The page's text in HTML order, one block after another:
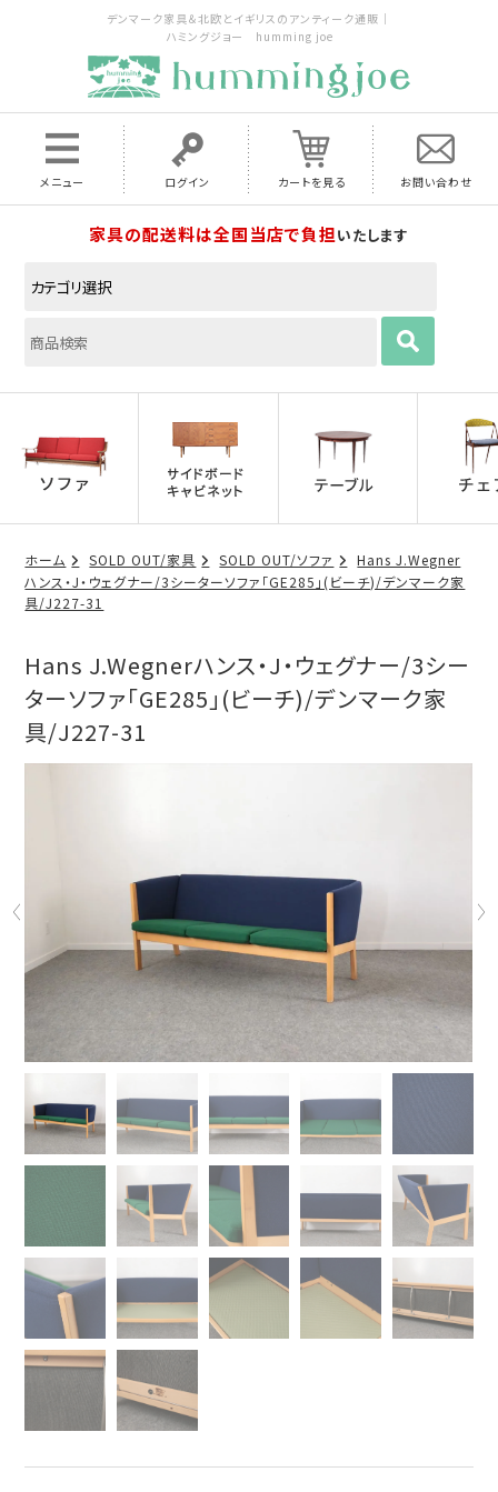
デンマーク家具＆北欧とイギリスのアンティーク通販｜
ハミングジョー humming joe
メニュー ログイン カートを見る お問い合わせ
家具の配送料は全国当店で負担いたします
ホーム SOLD OUT/家具 SOLD OUT/ソファ
Hans J.Wegner
ハンス・J・ウェグナー/3シーターソファ「GE285」(ビーチ)/デンマーク家
具/J227-31
Hans J.Wegnerハンス・J・ウェグナー/3シー
ターソファ「GE285」(ビーチ)/デンマーク家
具/J227-31